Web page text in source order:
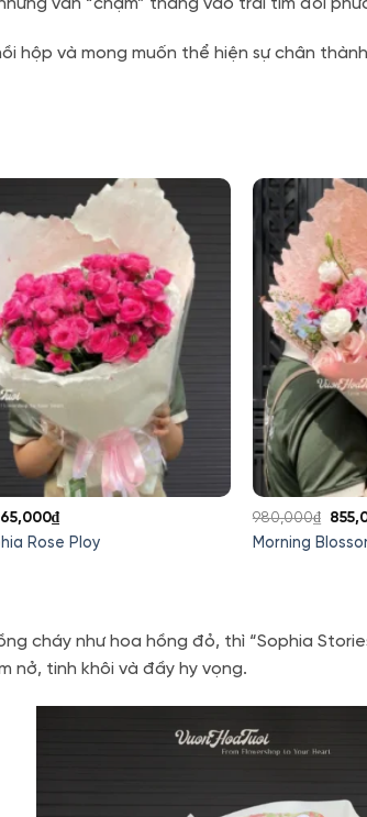
hộp và mong muốn thể hiện sự chân
Rose Ploy
₫Giá
hiện
Morning
980,000₫
Giá
gốc
cháy như hoa hồng đỏ, thì “Sophia
nở, tinh khôi và đầy hy vọng.